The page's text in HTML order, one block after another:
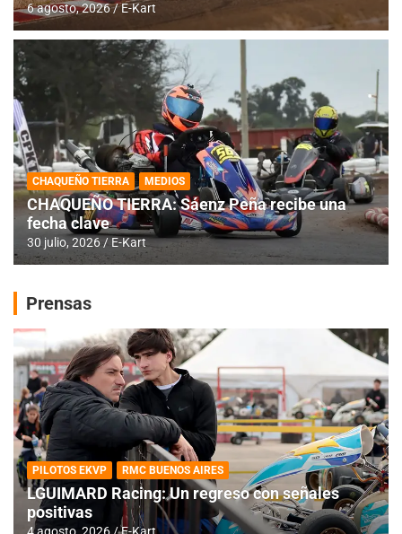
6 agosto, 2026 E-Kart
CHAQUEÑO TIERRA MEDIOS
CHAQUEÑO TIERRA: Sáenz Peña recibe una
fecha clave
30 julio, 2026 E-Kart
Prensas
PILOTOS EKVP RMC BUENOS AIRES
LGUIMARD Racing: Un regreso con señales
positivas